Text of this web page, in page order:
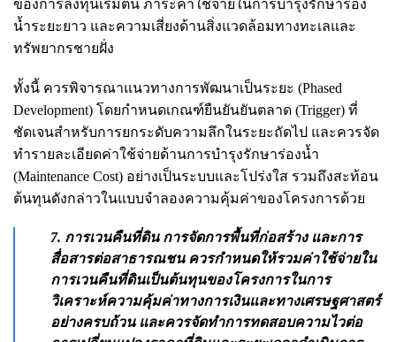
ของการลงทุนเริ่มต้น ภาระค่าใช้จ่ายในการบำรุงรักษาร่อง
น้ำระยะยาว และความเสี่ยงด้านสิ่งแวดล้อมทางทะเลและ
ทรัพยากรชายฝั่ง
ทั้งนี้ ควรพิจารณาแนวทางการพัฒนาเป็นระยะ (Phased
Development) โดยกำหนดเกณฑ์ยืนยันยันตลาด (Trigger) ที่
ชัดเจนสำหรับการยกระดับความลึกในระยะถัดไป และควรจัด
ทำรายละเอียดค่าใช้จ่ายด้านการบำรุงรักษาร่องน้ำ
(Maintenance Cost) อย่างเป็นระบบและโปร่งใส รวมถึงสะท้อน
ต้นทุนดังกล่าวในแบบจำลองความคุ้มค่าของโครงการด้วย
7. การเวนคืนที่ดิน การจัดการพื้นที่ก่อสร้าง และการ
สื่อสารต่อสาธารณชนควรกำหนดให้รวมค่าใช้จ่ายใน
การเวนคืนที่ดินเป็นต้นทุนของโครงการในการ
วิเคราะห์ความคุ้มค่าทางการเงินและทางเศรษฐศาสตร์
อย่างครบถ้วน และควรจัดทำการทดสอบความไวต่อ